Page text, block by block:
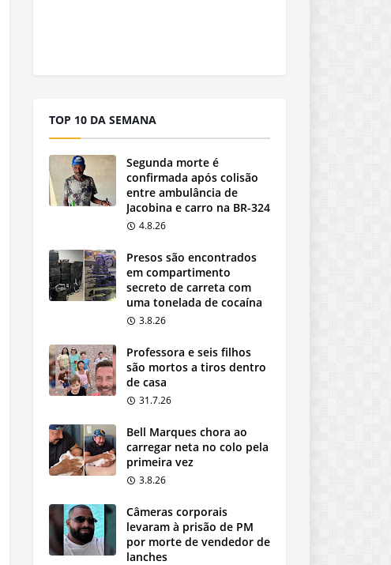
TOP 10 DA SEMANA
Segunda morte é
confirmada após colisão
entre ambulância de
Jacobina e carro na BR-324
4.8.26
Presos são encontrados
em compartimento
secreto de carreta com
uma tonelada de cocaína
3.8.26
Professora e seis filhos
são mortos a tiros dentro
de casa
31.7.26
Bell Marques chora ao
carregar neta no colo pela
primeira vez
3.8.26
Câmeras corporais
levaram à prisão de PM
por morte de vendedor de
lanches